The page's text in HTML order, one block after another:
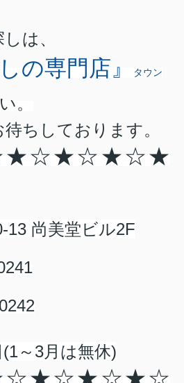
は、
の専門店』 タウン
。
ちしております。
13 尚美堂ビル2F
～3月は無休)